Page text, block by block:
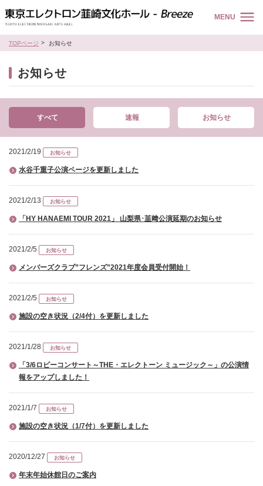
MENU
TOPページ お知らせ
お知らせ
すべて 速報 お知らせ
2021/2/19 お知らせ
水谷千重子公演ページを更新しました
2021/2/13 お知らせ
「HY HANAEMI TOUR 2021」 山梨県･韮﨑公演延期のお知らせ
2021/2/5 お知らせ
メンバーズクラブ”フレンズ”2021年度会員受付開始！
2021/2/5 お知らせ
施設の空き状況（2/4付）を更新しました
2021/1/28 お知らせ
「3/6ロビーコンサート～THE・エレクトーン ミュージック～」の公演情
報をアップしました！
2021/1/7 お知らせ
施設の空き状況（1/7付）を更新しました
2020/12/27 お知らせ
年末年始休館日のご案内